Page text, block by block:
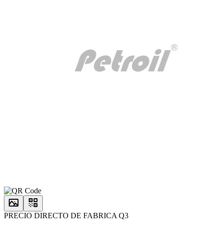
PRECIO DIRECTO DE FABRICA Q3